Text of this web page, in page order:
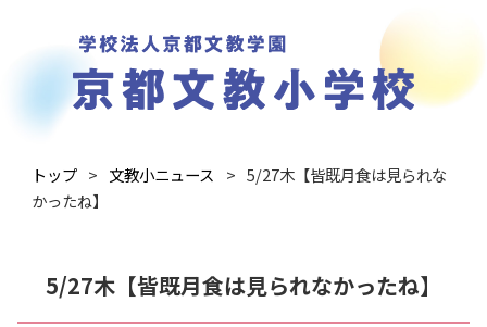
トップ 文教小ニュース
5/27木【皆既月食は見られな
かったね】
5/27木【皆既月食は見られなかったね】